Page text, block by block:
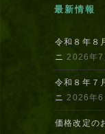
最新情報
令和８年８
ニ 2026年7
令和８年７
ニ 2026年6
価格改定の